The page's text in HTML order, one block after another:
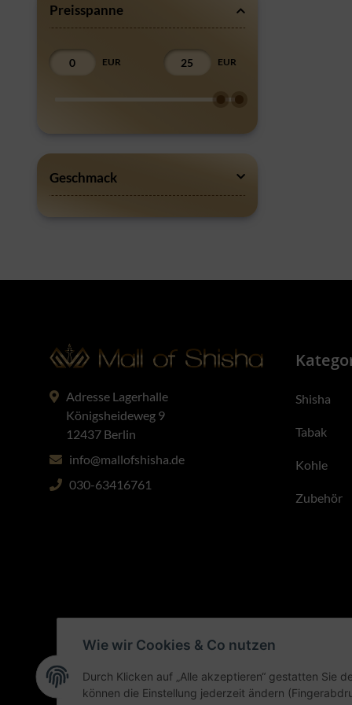
Auf der
diesen
Das
Zitrone,
den
Dein
Wie wir Cookies & Co nutzen
Durch Klicken auf „Alle akzeptieren“ gestatten Sie
können die Einstellung jederzeit ändern
Preisspanne
EUR EUR
Geschmack
Adresse Lagerhalle
Königsheideweg 9
12437 Berlin
info@mallofshisha.de
030-63416761
Shisha
Tabak
Kohle
Zubehör
* Alle Preise inkl. gesetzl.